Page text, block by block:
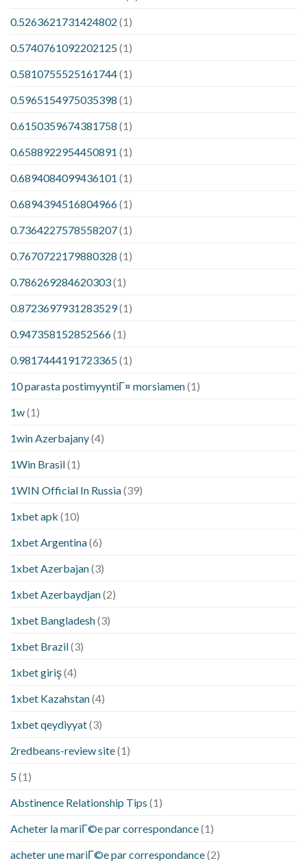
0.5263621731424802 (1)
0.5740761092202125(1)
0.5810755525161744(1)
0.5965154975035398 (1)
0.6150359674381758 (1)
0.6588922954450891 (1)
0.6894084099436101 (1)
0.6894394516804966(1)
0.7364227578558207(1)
0.7670722179880328 (1)
0.786269284620303(1)
0.8723697931283529(1)
0.947358152852566(1)
0.9817444191723365(1)
10 parasta postimyyntiГ¤ morsiamen(1)
1w(1)
1win Azerbajany(4)
1Win Brasil(1)
1WIN Official In Russia(39)
1xbet apk (10)
1xbet Argentina(6)
1xbet Azerbajan(3)
1xbet Azerbaydjan(2)
1xbet Bangladesh(3)
1xbet Brazil(3)
1xbet giriş(4)
1xbet Kazahstan(4)
1xbet qeydiyyat(3)
2redbeans-review site(1)
5(1)
Abstinence Relationship Tips (1)
Acheter la mariГ©e par correspondance(1)
acheter une mariГ©e par correspondance(2)